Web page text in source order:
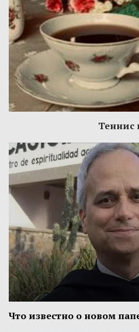
Теннис
Что известно о новом